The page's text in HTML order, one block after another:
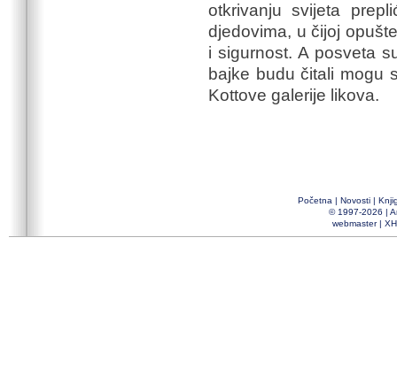
otkrivanju svijeta
djedovima, u čijoj
i sigurnost. A posveta
bajke budu čitali mogu
Kottove galerije likova.
Početna | Novosti |
© 1997-2026 |
webmaster|